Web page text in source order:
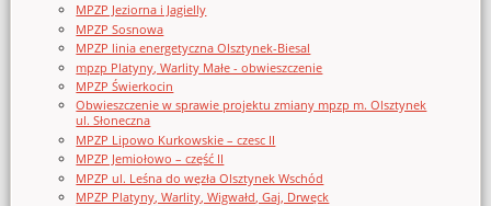
MPZP Jeziorna i Jagielly
MPZP Sosnowa
MPZP linia energetyczna Olsztynek-Biesal
mpzp Platyny, Warlity Małe - obwieszczenie
MPZP Świerkocin
Obwieszczenie w sprawie projektu zmiany mpzp m. Olsztynek
ul. Słoneczna
MPZP Lipowo Kurkowskie – czesc II
MPZP Jemiołowo – część II
MPZP ul. Leśna do węzła Olsztynek Wschód
MPZP Platyny, Warlity, Wigwałd, Gaj, Drwęck